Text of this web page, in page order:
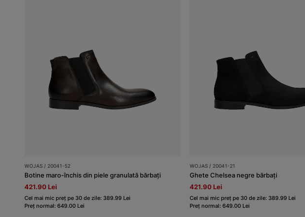
WOJAS / 20041-52
Botine maro-închis din piele granulată bărbați
421.90 Lei
Cel mai mic preț pe 30 de zile: 389.99 Lei
Preț normal: 649.00 Lei
WOJAS / 20041-21
Ghete Chelsea negre bărbați
421.90 Lei
Cel mai mic preț pe 30 de zile: 389.99 Lei
Preț normal: 649.00 Lei